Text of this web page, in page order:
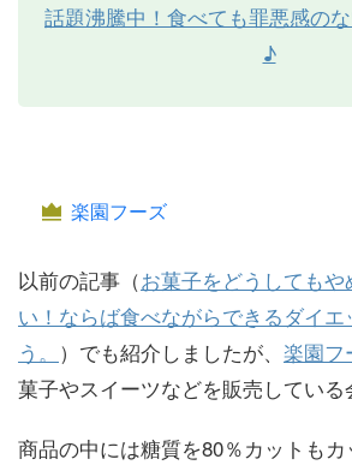
話題沸騰中！食べても罪悪感の
♪
楽園フーズ
以前の記事（お菓子をどうしても
い！ならば食べながらできるダイエ
う。 ）でも紹介しましたが、 楽園フ
菓子やスイーツなどを販売している
商品の中には糖質を80％カットも